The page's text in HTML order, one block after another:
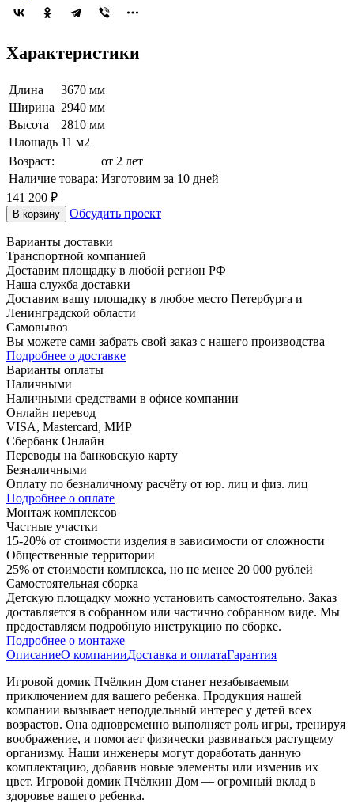
Характеристики
Длина
3670 мм
Ширина 2940 мм
Высота
2810 мм
Площадь 11 м2
Возраст:
от 2 лет
Наличие товара: Изготовим за 10 дней
141 200 ₽
В корзину Обсудить проект
Варианты доставки
Транспортной компанией
Доставим площадку в любой регион РФ
Наша служба доставки
Доставим вашу площадку в любое место Петербурга и
Ленинградской области
Самовывоз
Вы можете сами забрать свой заказ с нашего производства
Подробнее о доставке
Варианты оплаты
Наличными
Наличными средствами в офисе компании
Онлайн перевод
VISA, Mastercard, МИР
Сбербанк Онлайн
Переводы на банковскую карту
Безналичными
Оплату по безналичному расчёту от юр. лиц и физ. лиц
Подробнее о оплате
Монтаж комплексов
Частные участки
15-20% от стоимости изделия в зависимости от сложности
Общественные территории
25% от стоимости комплекса, но не менее 20 000 рублей
Самостоятельная сборка
Детскую площадку можно установить самостоятельно. Заказ
доставляется в собранном или частично собранном виде. Мы
предоставляем подробную инструкцию по сборке.
Подробнее о монтаже
ОписаниеО компанииДоставка и оплатаГарантия
Игровой домик Пчёлкин Дом станет незабываемым
приключением для вашего ребенка. Продукция нашей
компании вызывает неподдельный интерес у детей всех
возрастов. Она одновременно выполняет роль игры, тренируя
воображение, и помогает физически развиваться растущему
организму. Наши инженеры могут доработать данную
комплектацию, добавив новые элементы или изменив их
цвет. Игровой домик Пчёлкин Дом — огромный вклад в
здоровье вашего ребенка.